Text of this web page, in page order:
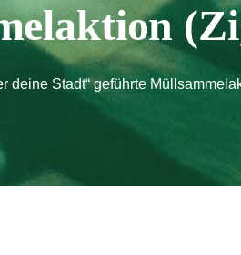
deine Stadt“ geführte